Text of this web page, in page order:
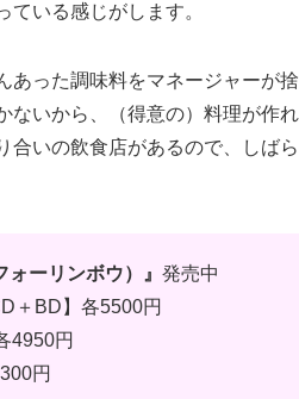
ている感じがします。
った調味料をマネージャーが
ないから、（得意の）料理が作
いの飲食店があるので、しば
ォーリンボウ）』 発売中
＋BD】各5500円
4950円
円